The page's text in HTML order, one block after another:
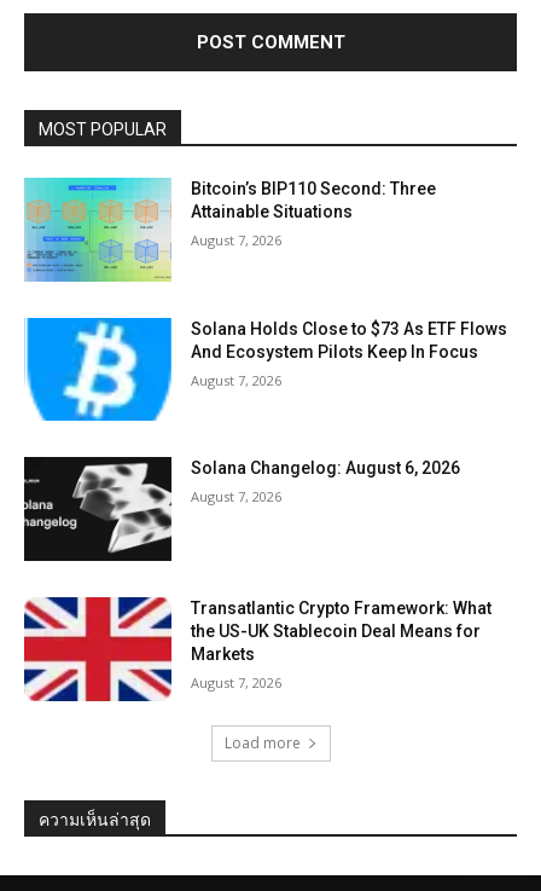
MOST POPULAR
Bitcoin’s BIP110 Second: Three
Attainable Situations
August 7, 2026
Solana Holds Close to $73 As ETF Flows
And Ecosystem Pilots Keep In Focus
August 7, 2026
Solana Changelog: August 6, 2026
August 7, 2026
Transatlantic Crypto Framework: What
the US-UK Stablecoin Deal Means for
Markets
August 7, 2026
Load more
ความเห็นล่าสุด